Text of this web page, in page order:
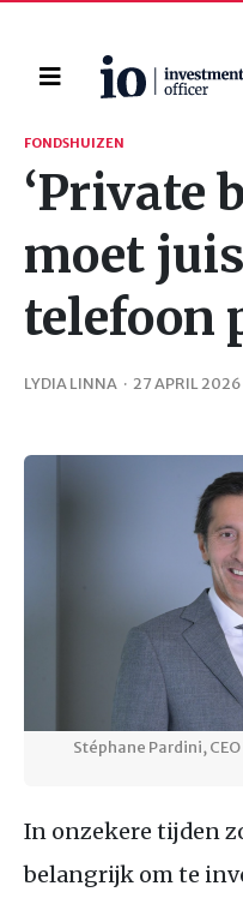
Home
Zoeken
FONDSHUIZEN
‘Private
moet
telefoon
LYDIA LINNA · 27 APRIL 2026
Stéphane Pardini,
In onzekere tijden
belangrijk om te